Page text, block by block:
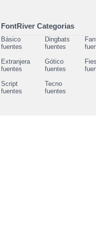
FontRiver Categorias
Básico
fuentes
Dingbats
fuentes
Extranjera
fuentes
Gótico
fuentes
Script
fuentes
Tecno
fuentes